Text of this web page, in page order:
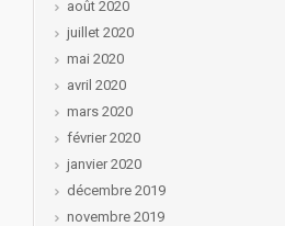
août 2020
juillet 2020
mai 2020
avril 2020
mars 2020
février 2020
janvier 2020
décembre 2019
novembre 2019